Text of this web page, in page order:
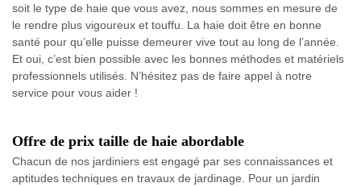
soit le type de haie que vous avez, nous sommes en mesure de
le rendre plus vigoureux et touffu. La haie doit être en bonne
santé pour qu’elle puisse demeurer vive tout au long de l’année.
Et oui, c’est bien possible avec les bonnes méthodes et matériels
professionnels utilisés. N’hésitez pas de faire appel à notre
service pour vous aider !
Offre de prix taille de haie abordable
Chacun de nos jardiniers est engagé par ses connaissances et
aptitudes techniques en travaux de jardinage. Pour un jardin